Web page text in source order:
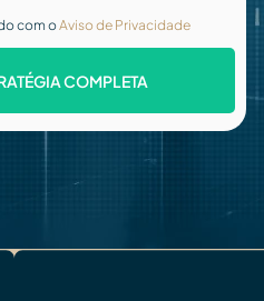
com oAviso de Privacidade
COMPLETA